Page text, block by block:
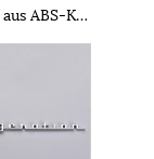
Aufkleber aus ABS-Kunststoff